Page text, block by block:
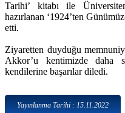
Tarihi’ kitabı ile
hazırlanan ‘1924’ten
etti.
Ziyaretten duyduğu
Akkor’u kentimizde daha
kendilerine başarılar diledi.
Yayınlanma Tarihi : 15.11.2022